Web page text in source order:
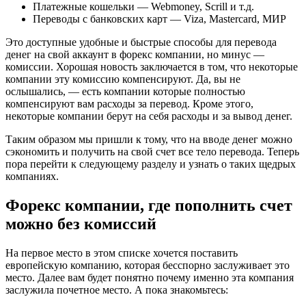
Платежные кошельки — Webmoney, Scrill и т.д.
Переводы с банковских карт — Viza, Mastercard, МИР
Это доступные удобные и быстрые способы для перевода
денег на свой аккаунт в форекс компании, но минус —
комиссии. Хорошая новость заключается в том, что некоторые
компании эту комиссию компенсируют. Да, вы не
ослышались, — есть компании которые полностью
компенсируют вам расходы за перевод. Кроме этого,
некоторые компании берут на себя расходы и за вывод денег.
Таким образом мы пришли к тому, что на вводе денег можно
сэкономить и получить на свой счет все тело перевода. Теперь
пора перейти к следующему разделу и узнать о таких щедрых
компаниях.
Форекс компании, где пополнить счет
можно без комиссий
На первое место в этом списке хочется поставить
европейскую компанию, которая бесспорно заслуживает это
место. Далее вам будет понятно почему именно эта компания
заслужила почетное место. А пока знакомьтесь: